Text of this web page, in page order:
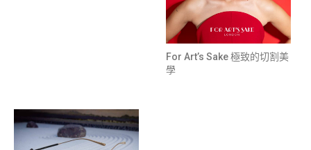
For Art’s Sake 極致的切割美
學